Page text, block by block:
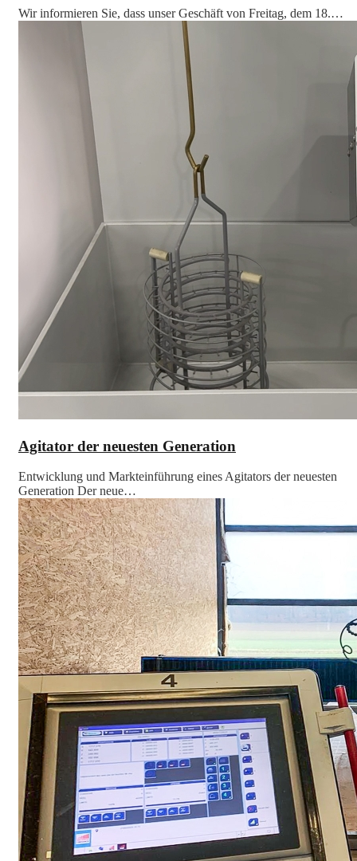
Wir informieren Sie, dass unser Geschäft von Freitag, dem 18.…
Agitator der neuesten Generation
Entwicklung und Markteinführung eines Agitators der neuesten
Generation Der neue…